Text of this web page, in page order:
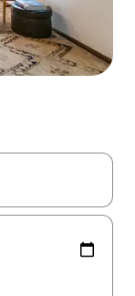
过点击或滑动手势